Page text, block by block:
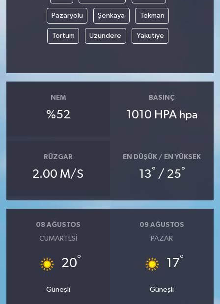
Pazaryolu Şenkaya Tekman
Tortum Uzundere Yakutiye
NEM
%52
BASINÇ
1010 HPA hpa
RÜZGAR
2.00 M/S
EN DÜŞÜK / EN YÜKSEK
13° / 25°
08 AĞUSTOS
CUMARTESI
20°
Güneşli
09 AĞUSTOS
PAZAR
17°
Güneşli